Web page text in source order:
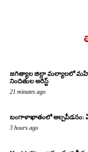
జగిత్యాల జిల్లా మల్యాలలో
నిందితుల అరెస్ట్
21 minutes ago
బంగాళాఖాతంలో అల్పపీడనం:
3 hours ago